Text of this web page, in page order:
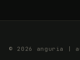
© 2026 anguria |